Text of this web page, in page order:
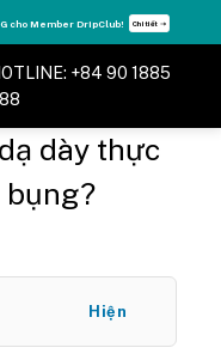
Membership. Xem ngay ➝
+84 90 1885
dày thực
bụng?
Hiện